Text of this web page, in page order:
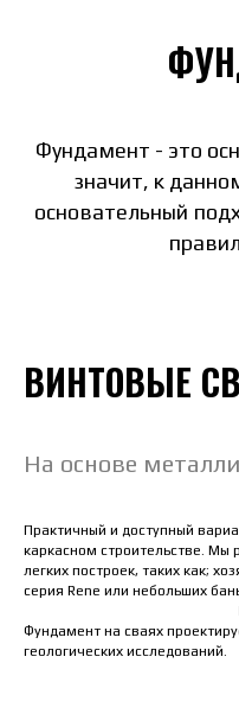
Фундамент - это
значит, к
основательный
ВИНТОВЫЕ
На основе
Практичный и доступный
каркасном строительстве.
легких построек, таких как;
серия Rene или небольших
Фундамент на сваях
геологических исследований.